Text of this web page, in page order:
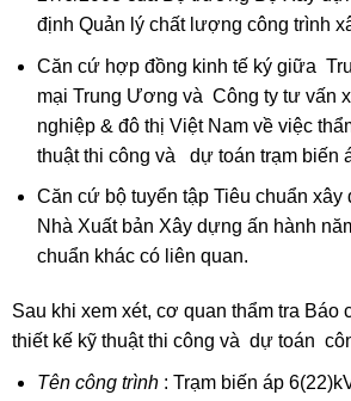
định Quản lý chất lượng công trình
Căn cứ hợp đồng kinh tế ký giữa
mại Trung Ương và Công ty tư vấn
nghiệp & đô thị Việt Nam về việc
thuật thi công và dự toán trạm biến
Căn cứ bộ tuyển tập Tiêu chuẩn xây
Nhà Xuất bản Xây dựng ấn hành
chuẩn khác có liên quan.
Sau khi xem xét, cơ quan thẩm tra Báo
thiết kế kỹ thuật thi công và dự toán
Tên công trình : Trạm biến áp